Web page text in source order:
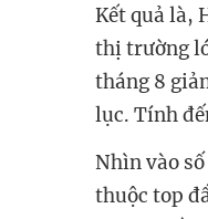
Kết quả là,
thị trường
tháng 8
lục. Tính
Nhìn vào
thuộc top